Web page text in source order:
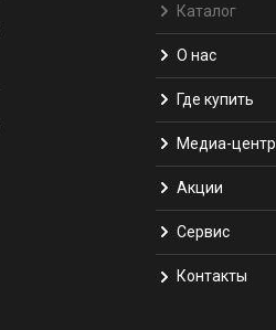
Каталог
О нас
Где купить
Медиа-центр
Акции
Сервис
Контакты